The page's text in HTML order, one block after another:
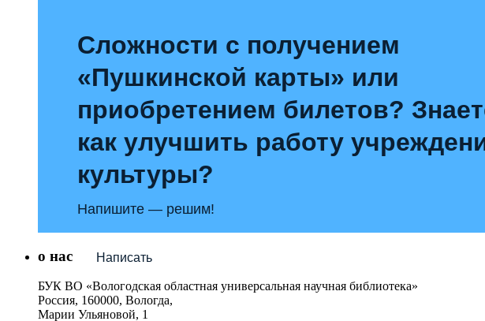
Сложности с получением
«Пушкинской карты» или
приобретением билетов?
как улучшить работу
культуры?
Напишите — решим!
Написать
о нас
БУК ВО «Вологодская областная универсальная научная библиотека»
Россия, 160000, Вологда,
Марии Ульяновой, 1